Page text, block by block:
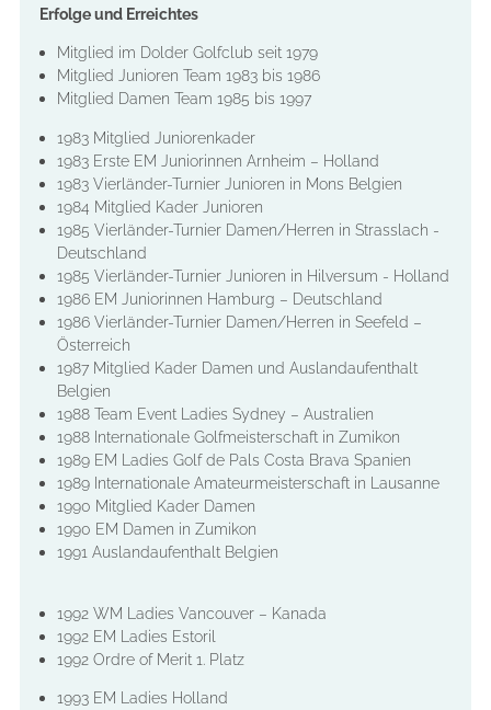
Erfolge und Erreichtes
Mitglied im Dolder Golfclub seit 1979
Mitglied Junioren Team 1983 bis 1986
Mitglied Damen Team 1985 bis 1997
1983 Mitglied Juniorenkader
1983 Erste EM Juniorinnen Arnheim – Holland
1983 Vierländer-Turnier Junioren in Mons Belgien
1984 Mitglied Kader Junioren
1985 Vierländer-Turnier Damen/Herren in Strasslach -
Deutschland
1985 Vierländer-Turnier Junioren in Hilversum - Holland
1986 EM Juniorinnen Hamburg – Deutschland
1986 Vierländer-Turnier Damen/Herren in Seefeld –
Österreich
1987 Mitglied Kader Damen und Auslandaufenthalt
Belgien
1988 Team Event Ladies Sydney – Australien
1988 Internationale Golfmeisterschaft in Zumikon
1989 EM Ladies Golf de Pals Costa Brava Spanien
1989 Internationale Amateurmeisterschaft in Lausanne
1990 Mitglied Kader Damen
1990 EM Damen in Zumikon
1991 Auslandaufenthalt Belgien
1992 WM Ladies Vancouver – Kanada
1992 EM Ladies Estoril
1992 Ordre of Merit 1. Platz
1993 EM Ladies Holland